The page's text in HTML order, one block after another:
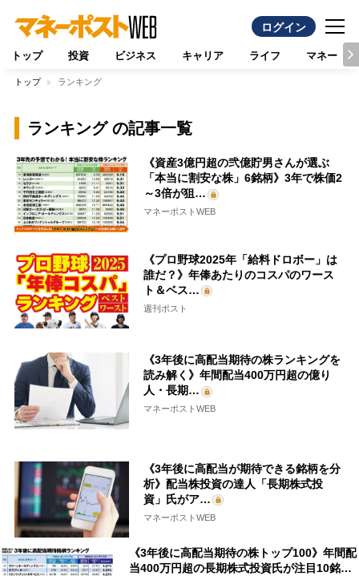
ログイン
トップ 投資 ビジネス キャリア ライフ マネー
トップ ランキング
ランキング の記事一覧
《資産3億円超の弐億貯男さんが選ぶ
「本当に割安な株」6銘柄》3年で株価2
～3倍が狙…
マネーポストWEB
《プロ野球2025年「給料ドロボー」は
誰だ？》年俸あたりのコスパのワース
ト＆ベス…
週刊ポスト
《3年後に高配当期待の株ランキングを
読み解く》年間配当400万円超の億り
人・長期…
マネーポストWEB
《3年後に高配当が期待できる銘柄を分
析》配当株投資の達人「長期株式投
資」氏がア…
マネーポストWEB
《3年後に高配当期待の株トップ100》年間配
当400万円超の長期株式投資氏が注目10銘…